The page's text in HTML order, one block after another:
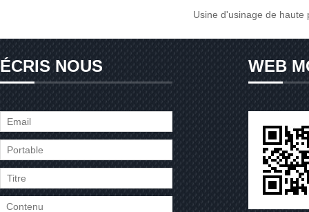
Usine d'usinage de haute
ÉCRIS NOUS WEB